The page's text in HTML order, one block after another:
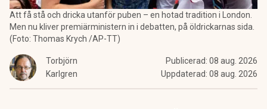
Att få stå och dricka utanför puben – en hotad tradition i London.
Men nu kliver premiärministern in i debatten, på öldrickarnas sida.
(Foto: Thomas Krych /AP-TT)
Torbjörn
Karlgren
Publicerad: 08 aug. 2026
Uppdaterad: 08 aug. 2026